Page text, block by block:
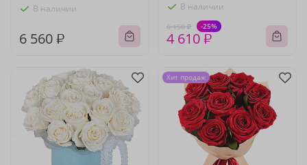
В наличии
6 560 ₽
В наличии
6 150 ₽ -25%
4 610 ₽
Хит продаж